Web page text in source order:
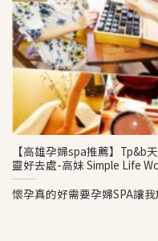
【高雄孕婦spa推薦】Tp&b
靈好去處-高妹 Simple Life
懷孕真的好需要孕婦SPA讓我